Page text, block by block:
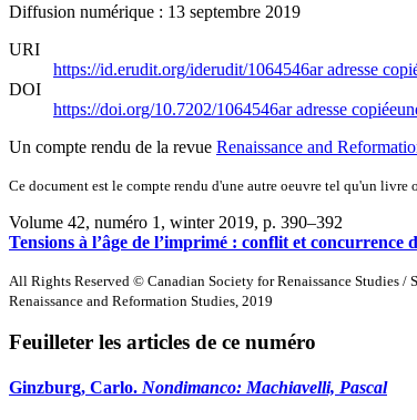
Diffusion numérique : 13 septembre 2019
URI
https://id.erudit.org/iderudit/1064546aradresse
DOI
https://doi.org/10.7202/1064546aradresse copiée
Un compte rendu de la revue Renaissance and
Ce document est le compte rendu d'une autre oeuvre tel qu'un
Volume 42, numéro 1, winter 2019, p. 390–392
Tensions à l’âge de l’imprimé : conflit et
All Rights Reserved © Canadian Society for Renaissance Studies /
Renaissance and Reformation Studies, 2019
Feuilleter les articles de ce numéro
Ginzburg, Carlo. Nondimanco: Machiavelli, Pascal